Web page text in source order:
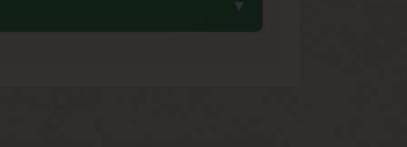
de ses parents. La floraison rapide
un défi enrichissant pour